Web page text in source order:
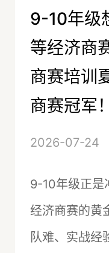
9-10年级
等经济商
商赛培训
商赛冠军！
2026-07-24
9-10年级正是
经济商赛的黄
队难、实战经